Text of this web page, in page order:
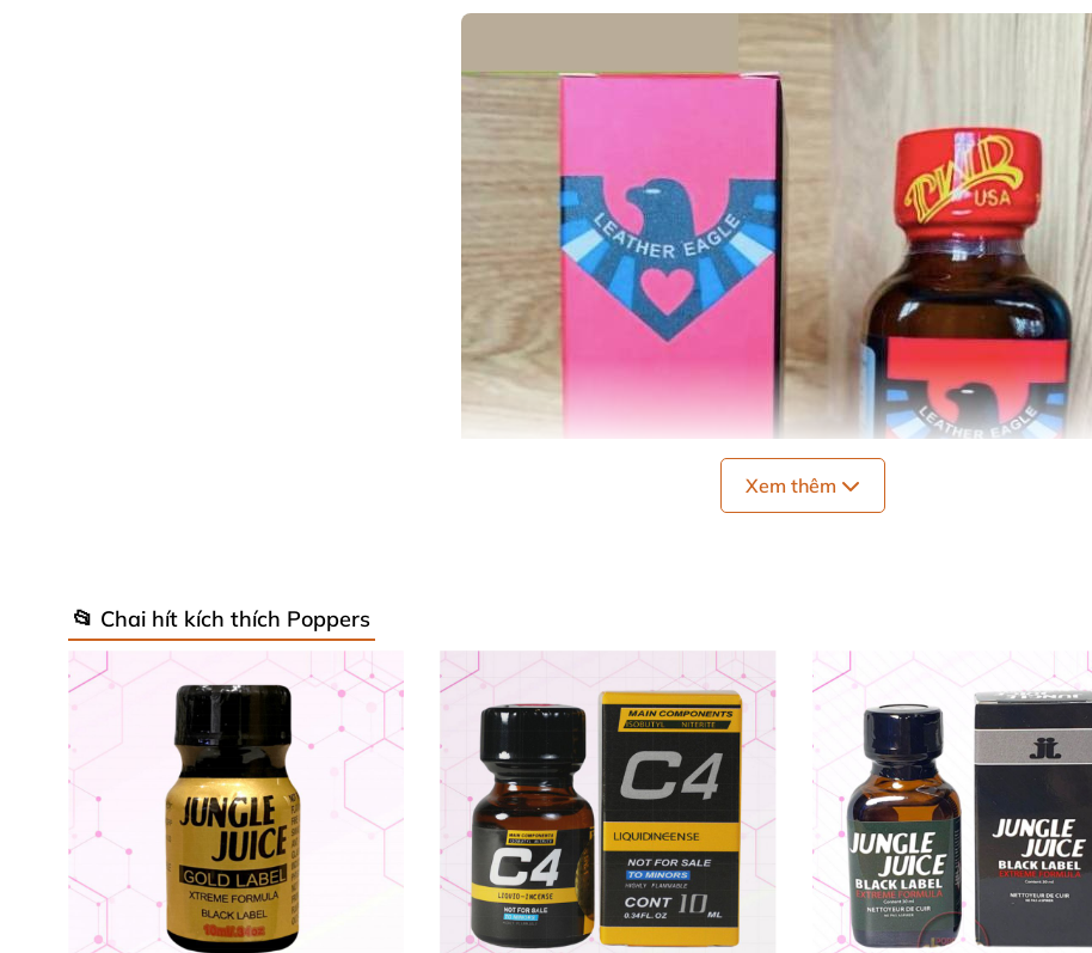
Leather Eagle 30ml phù hợp cho cả
thăng hoa mãnh liệt
đặc biệt là trong các không gian BDSMhoặc tình huống cần sự bạo liệt , nóng bỏng.
Xem thêm
📂 Chai hít kích thích Poppers